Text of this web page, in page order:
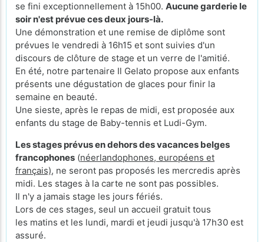
se fini exceptionnellement à 15h00. Aucune garderie le
soir n'est prévue ces deux jours-là.
Une démonstration et une remise de diplôme sont
prévues le vendredi à 16h15 et sont suivies d'un
discours de clôture de stage et un verre de l'amitié.
En été, notre partenaire Il Gelato propose aux enfants
présents une dégustation de glaces pour finir la
semaine en beauté.
Une sieste, après le repas de midi, est proposée aux
enfants du stage de Baby-tennis et Ludi-Gym.
Les stages prévus en dehors des vacances belges
francophones (néerlandophones, européens et
français), ne seront pas proposés les mercredis après
midi. Les stages à la carte ne sont pas possibles.
Il n'y a jamais stage les jours fériés.
Lors de ces stages, seul un accueil gratuit tous
les matins et les lundi, mardi et jeudi jusqu'à 17h30 est
assuré.